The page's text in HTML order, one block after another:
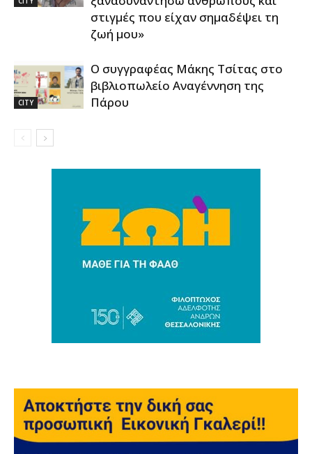
στιγμές που είχαν σημαδέψει τη
ζωή μου»
CITY
Ο συγγραφέας Μάκης Τσίτας στο
βιβλιοπωλείο Αναγέννηση της
Πάρου